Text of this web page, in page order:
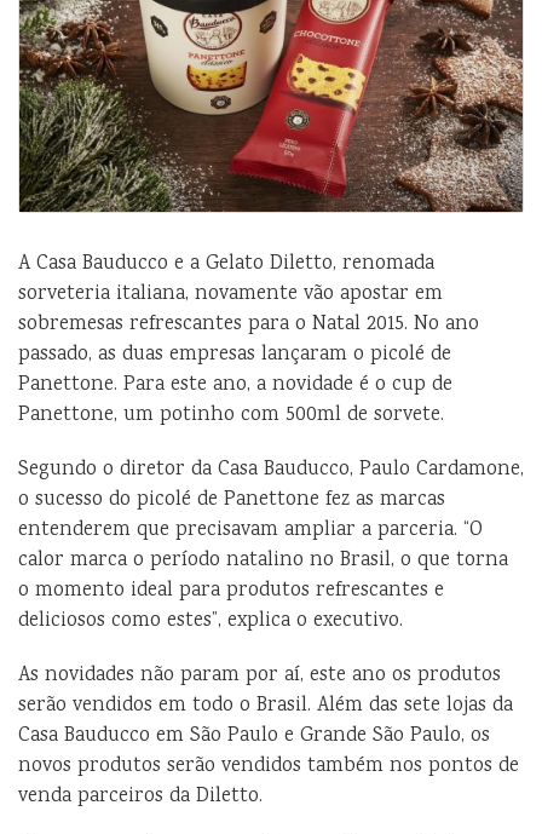
A Casa Bauducco e a Gelato Diletto, renomada
sorveteria italiana, novamente vão apostar em
sobremesas refrescantes para o Natal 2015. No ano
passado, as duas empresas lançaram o picolé de
Panettone. Para este ano, a novidade é o cup de
Panettone, um potinho com 500ml de sorvete.
Segundo o diretor da Casa Bauducco, Paulo Cardamone,
o sucesso do picolé de Panettone fez as marcas
entenderem que precisavam ampliar a parceria. “O
calor marca o período natalino no Brasil, o que torna
o momento ideal para produtos refrescantes e
deliciosos como estes”, explica o executivo.
As novidades não param por aí, este ano os produtos
serão vendidos em todo o Brasil. Além das sete lojas da
Casa Bauducco em São Paulo e Grande São Paulo, os
novos produtos serão vendidos também nos pontos de
venda parceiros da Diletto.